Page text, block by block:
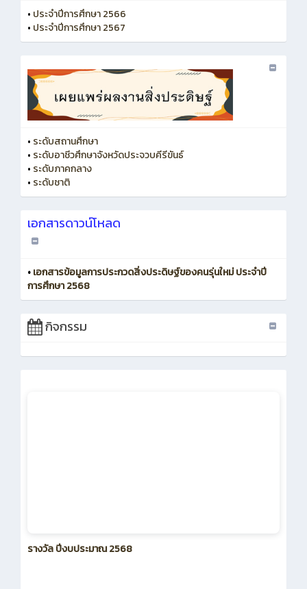
• ประจำปีการศึกษา 2566
• ประจำปีการศึกษา 2567
• ระดับสถานศึกษา
• ระดับอาชีวศึกษาจังหวัดประจวบคีรีขันธ์
• ระดับภาคกลาง
• ระดับชาติ
เอกสารดาวน์โหลด
•เอกสารข้อมูลการประกวดสิ่งประดิษฐ์ของคนรุ่นใหม่ ประจำปี
การศึกษา 2568
กิจกรรม
รางวัล ปีงบประมาณ 2568